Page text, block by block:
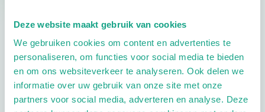
Deze website maakt gebruik van cookies
We gebruiken cookies om content en advertenties te
personaliseren, om functies voor social media te bieden
en om ons websiteverkeer te analyseren. Ook delen we
informatie over uw gebruik van onze site met onze
partners voor social media, adverteren en analyse. Deze
pedicure.